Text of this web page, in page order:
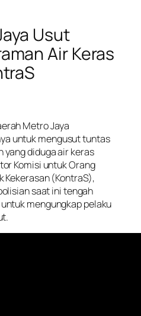
Usut
Air Keras
Metro Jaya
untuk mengusut tuntas
yang diduga air keras
Komisi untuk Orang
Kekerasan (KontraS),
saat ini tengah
mengungkap pelaku